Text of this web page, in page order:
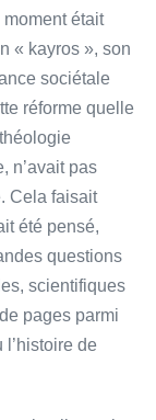
était
« kayros », son
sociétale
réforme quelle
n’avait pas
Cela faisait
été pensé,
questions
scientifiques
pages parmi
l’histoire de